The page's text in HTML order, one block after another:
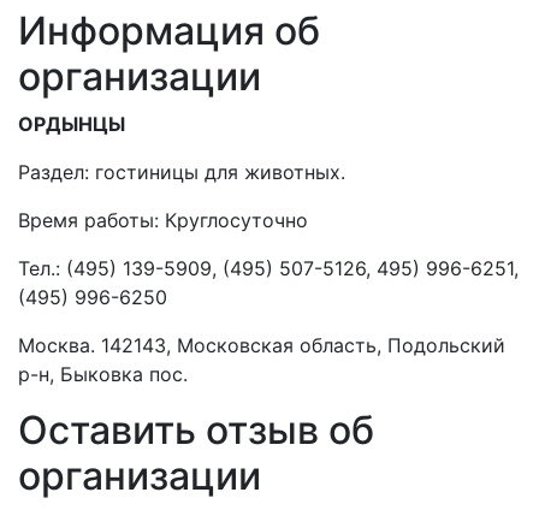
Информация об
организации
ОРДЫНЦЫ
Раздел: гостиницы для животных.
Время работы: Круглосуточно
Тел.: (495) 139-5909, (495) 507-5126, 495) 996-6251,
(495) 996-6250
Москва. 142143, Московская область, Подольский
р-н, Быковка пос.
Оставить отзыв об
организации